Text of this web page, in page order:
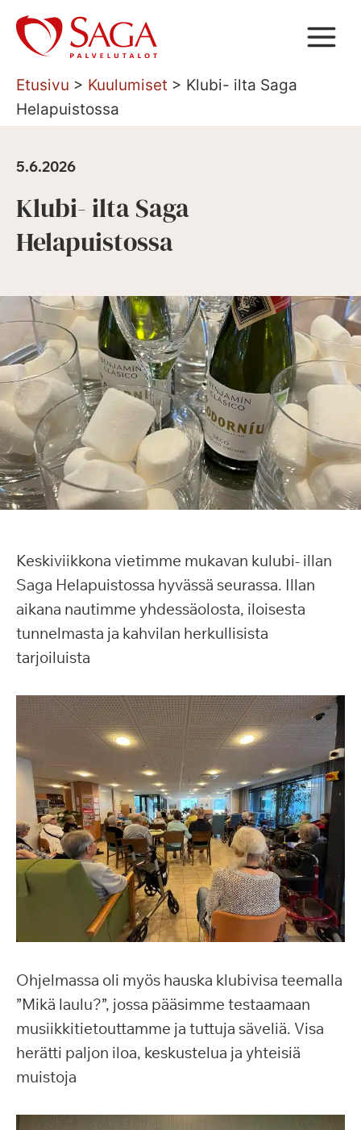
Siirry
sisältöön
Etusivu > Kuulumiset > Klubi- ilta Saga
Helapuistossa
5.6.2026
Klubi- ilta Saga
Helapuistossa
Keskiviikkona vietimme mukavan kulubi- illan
Saga Helapuistossa hyvässä seurassa. Illan
aikana nautimme yhdessäolosta, iloisesta
tunnelmasta ja kahvilan herkullisista
tarjoiluista
Ohjelmassa oli myös hauska klubivisa teemalla
”Mikä laulu?”, jossa pääsimme testaamaan
musiikkitietouttamme ja tuttuja säveliä. Visa
herätti paljon iloa, keskustelua ja yhteisiä
muistoja